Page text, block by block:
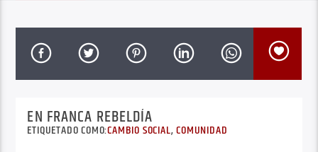
EN FRANCA REBELDÍA
ETIQUETADO COMO:CAMBIO SOCIAL,COMUNIDAD